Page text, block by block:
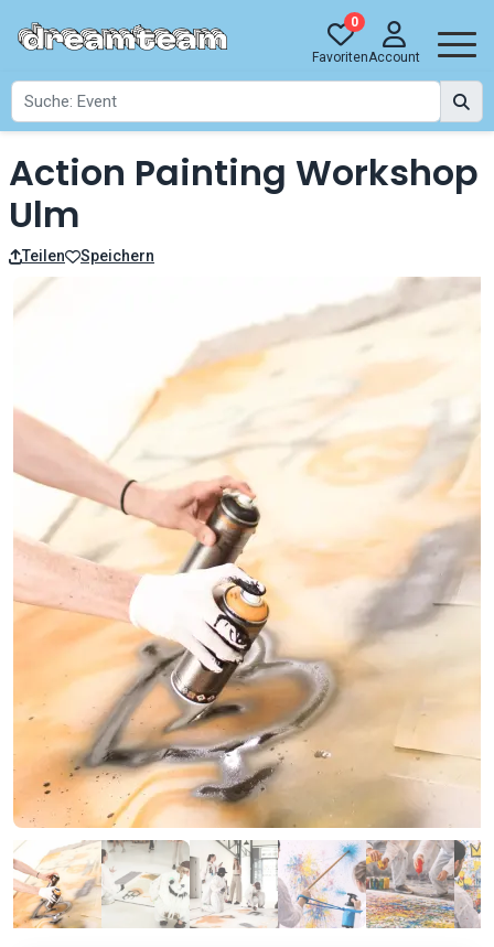
0
FavoritenAccount
Action Painting Workshop
Ulm
Teilen Speichern